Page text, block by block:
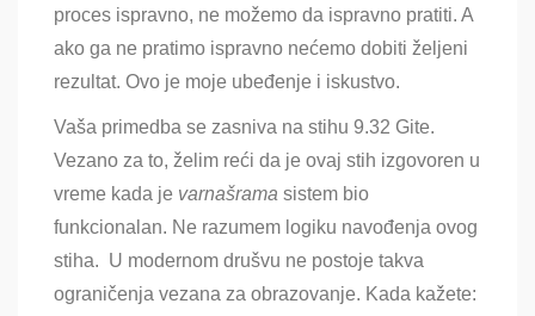
proces ispravno, ne možemo da ispravno pratiti. A
ako ga ne pratimo ispravno nećemo dobiti željeni
rezultat. Ovo je moje ubeđenje i iskustvo.
Vaša primedba se zasniva na stihu 9.32 Gite.
Vezano za to, želim reći da je ovaj stih izgovoren u
vreme kada je varnašrama sistem bio
funkcionalan. Ne razumem logiku navođenja ovog
stiha. U modernom drušvu ne postoje takva
ograničenja vezana za obrazovanje. Kada kažete: